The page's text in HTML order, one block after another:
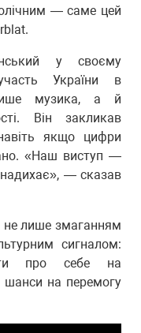
— саме цей
у своєму
України в
музика, а й
Він закликав
якщо цифри
«Наш виступ —
надихає», — сказав
не лише змаганням
сигналом:
про себе на
шанси на перемогу